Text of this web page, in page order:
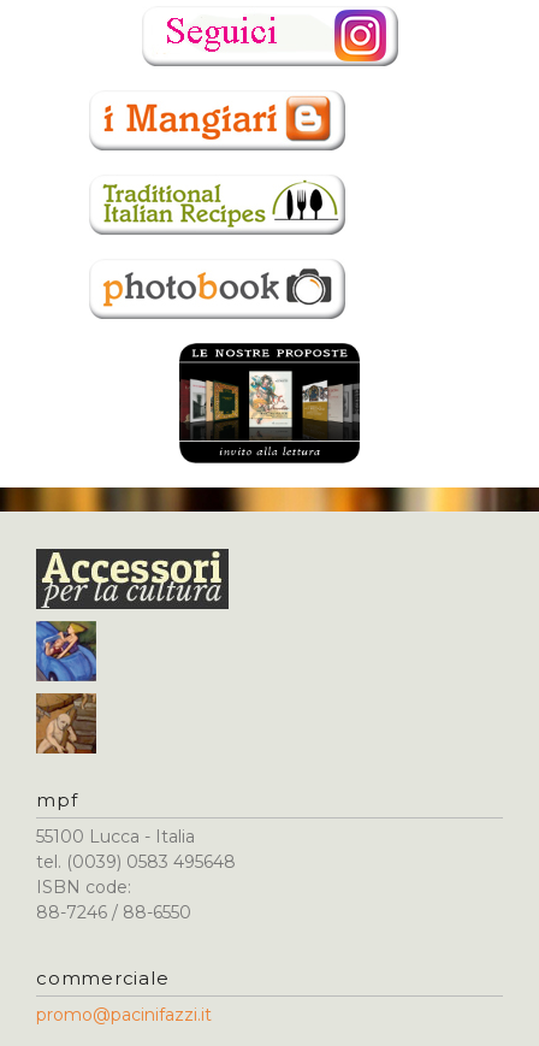
mpf
55100 Lucca - Italia
tel. (0039) 0583 495648
ISBN code:
88-7246 / 88-6550
commerciale
promo@pacinifazzi.it